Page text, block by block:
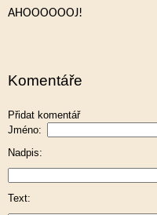
AHOOOOOOJ!
Komentáře
Přidat komentář
Jméno:
Nadpis:
Text: